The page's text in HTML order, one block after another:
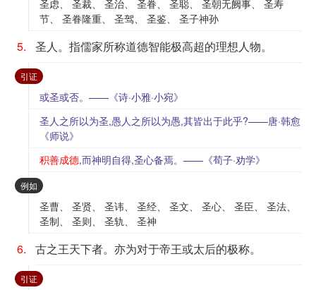
圣虑、 圣裁、 圣治、 圣眷、 圣聪、 圣朝无阙事、 圣寿
节、 圣眷隆重、 圣驾、 圣鉴、 圣子神孙
5. 圣人。指儒家所称道德智能极高超的理想人物。
引证：
或圣或否。——《诗·小雅·小宛》
圣人之所以为圣,愚人之所以为愚,其皆出于此乎?——唐·韩愈
《师说》
积善成德,而神明自得,圣心备焉。——《荀子·劝学》
例如 ：
圣曹、 圣贤、 圣讳、 圣经、 圣文、 圣心、 圣臣、 圣法、
圣制、 圣则、 圣轨、 圣神
6. 古之王天下者。亦为对于帝王或太后的极称。
引证：